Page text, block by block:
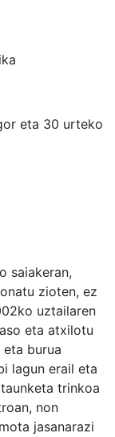
eta 30 urteko
saiakeran,
zioten, ez
uztailaren
eta atxilotu
burua
lagun erail eta
trinkoa
non
jasanarazi